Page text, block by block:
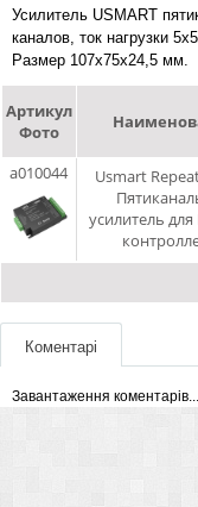
Усилитель USMART
каналов, ток нагрузки
Размер 107x75x24,5 мм.
Артикул
Фото
a010044
Usmart
усилитель для
Коментарі
Завантаження коментарів...